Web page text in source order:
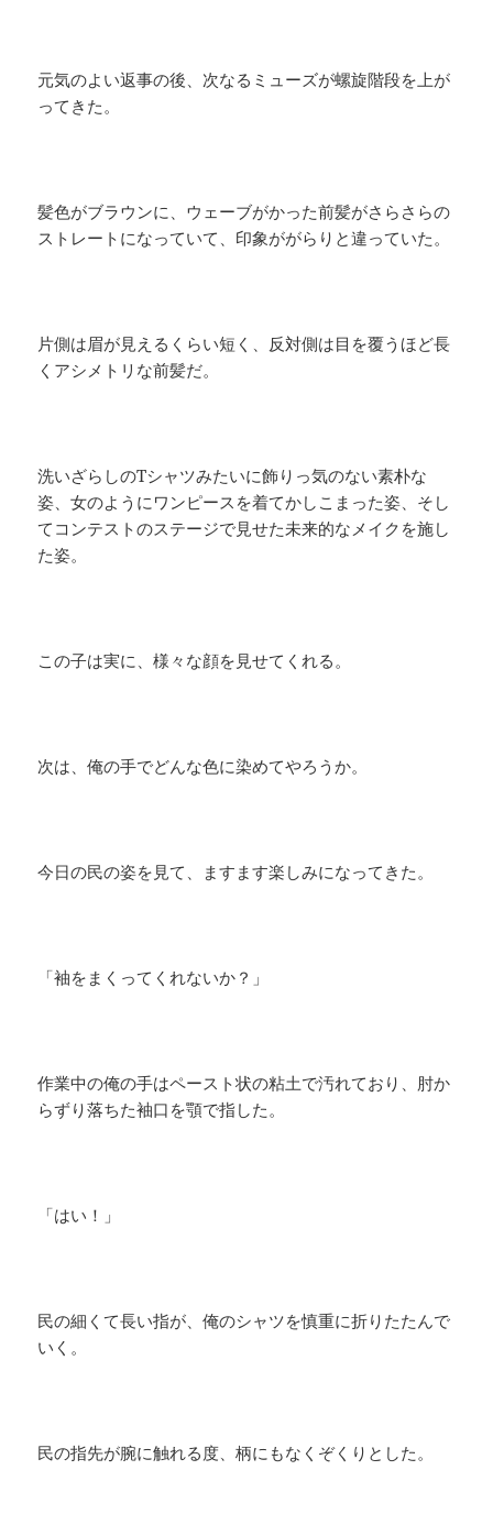
元気のよい返事の後、次なるミューズが螺旋階段を上が
ってきた。
髪色がブラウンに、ウェーブがかった前髪がさらさらの
ストレートになっていて、印象ががらりと違っていた。
片側は眉が見えるくらい短く、反対側は目を覆うほど長
くアシメトリな前髪だ。
洗いざらしのTシャツみたいに飾りっ気のない素朴な
姿、女のようにワンピースを着てかしこまった姿、そし
てコンテストのステージで見せた未来的なメイクを施し
た姿。
この子は実に、様々な顔を見せてくれる。
次は、俺の手でどんな色に染めてやろうか。
今日の民の姿を見て、ますます楽しみになってきた。
「袖をまくってくれないか？」
作業中の俺の手はペースト状の粘土で汚れており、肘か
らずり落ちた袖口を顎で指した。
「はい！」
民の細くて長い指が、俺のシャツを慎重に折りたたんで
いく。
民の指先が腕に触れる度、柄にもなくぞくりとした。